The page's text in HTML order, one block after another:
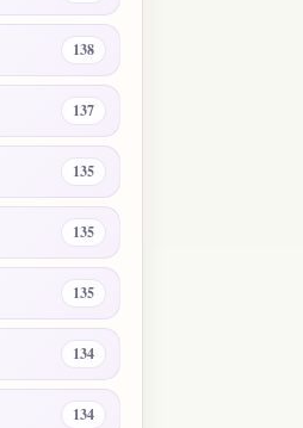
138
137
135
135
135
134
134